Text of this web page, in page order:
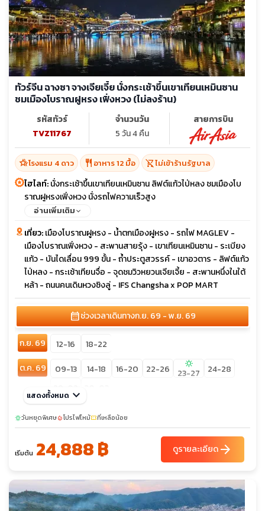
ทัวร์จีน ฉางซา จางเจียเจี้ย นั่งกระเช้าขึ้นเขาเทียนเหมินซาน
ชมเมืองโบราณฝูหรง เฟิ่งหวง (ไม่ลงร้าน)
รหัสทัวร์
TVZ11767
จำนวนวัน
5 วัน 4 คืน
สายการบิน
hotel_classโรงแรม 4 ดาว restaurant อาหาร 12 มื้อ shopping_cart_offไม่เข้าร้านรัฐบาล
ไฮไลท์:นั่งกระเช้าขึ้นเขาเทียนเหมินซาน ลิฟต์แก้วไป่หลง ชมเมืองโบ
ราณฝูหรงเฟิ่งหวง นั่งรถไฟความเร็วสูง
อ่านเพิ่มเติม
เที่ยว:เมืองโบราณฝูหรง - น้ำตกเมืองฝูหรง - รถไฟ MAGLEV -
เมืองโบราณเฟิ่งหวง - สะพานสายรุ้ง - เขาเทียนเหมินซาน - ระเบียง
แก้ว - บันไดเลื่อน 999 ขั้น - ถ้ำประตูสวรรค์ - เขาอวตาร - ลิฟต์แก้ว
ไป่หลง - กระเช้าเทียนจื่อ - จุดชมวิวหยวนเจียเจี้ย - สะพานหนึ่งในใต้
หล้า - ถนนคนเดินหวงซิงลู่ - IFS Changsha x POP MART
calendar_monthช่วงเวลาเดินทางก.ย. 69 - พ.ย. 69
ก.ย. 69 12-16
18-22
ต.ค. 69
09-13 14-18 16-20 22-26 sunny
23-27
24-28
แสดงทั้งหมด keyboard_arrow_down
sunnyวันหยุดพิเศษlocal_fire_departmentโปรไฟไหม้confirmation_numberที่เหลือน้อย
เริ่มต้น 24,888 ฿ ดูรายละเอียดarrow_forward